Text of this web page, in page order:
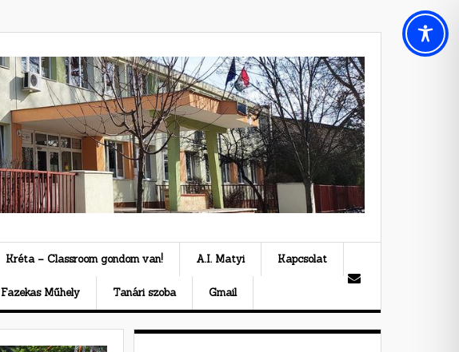
Kréta – Classroom gondom van! A.I. Matyi Kapcsolat
Fazekas Műhely Tanári szoba Gmail